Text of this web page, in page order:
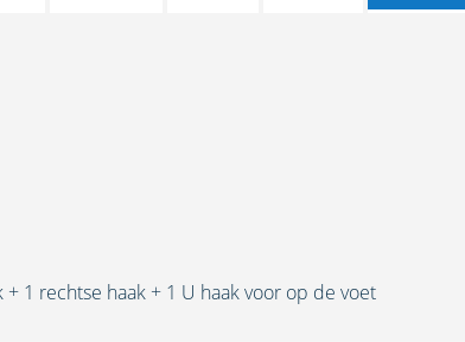
1 rechtse haak + 1 U haak voor op de voet